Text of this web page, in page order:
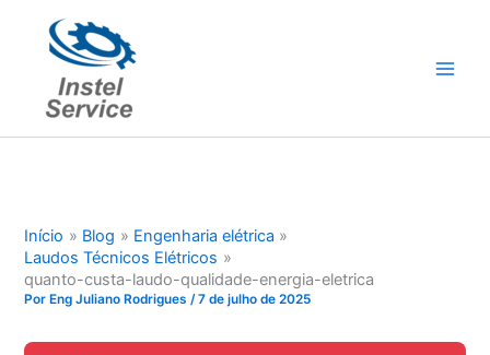
conteúdo
Início Blog
Engenharia elétrica
Laudos Técnicos Elétricos
quanto-custa-laudo-qualidade-energia-eletrica
Por Eng Juliano Rodrigues/7 de julho de 2025